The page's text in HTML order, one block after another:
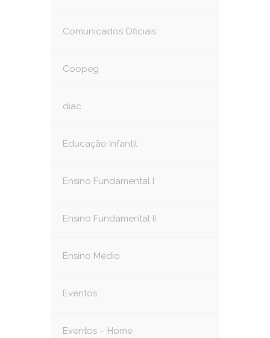
Comunicados Oficiais
Coopeg
diac
Educação Infantil
Ensino Fundamental I
Ensino Fundamental II
Ensino Médio
Eventos
Eventos – Home